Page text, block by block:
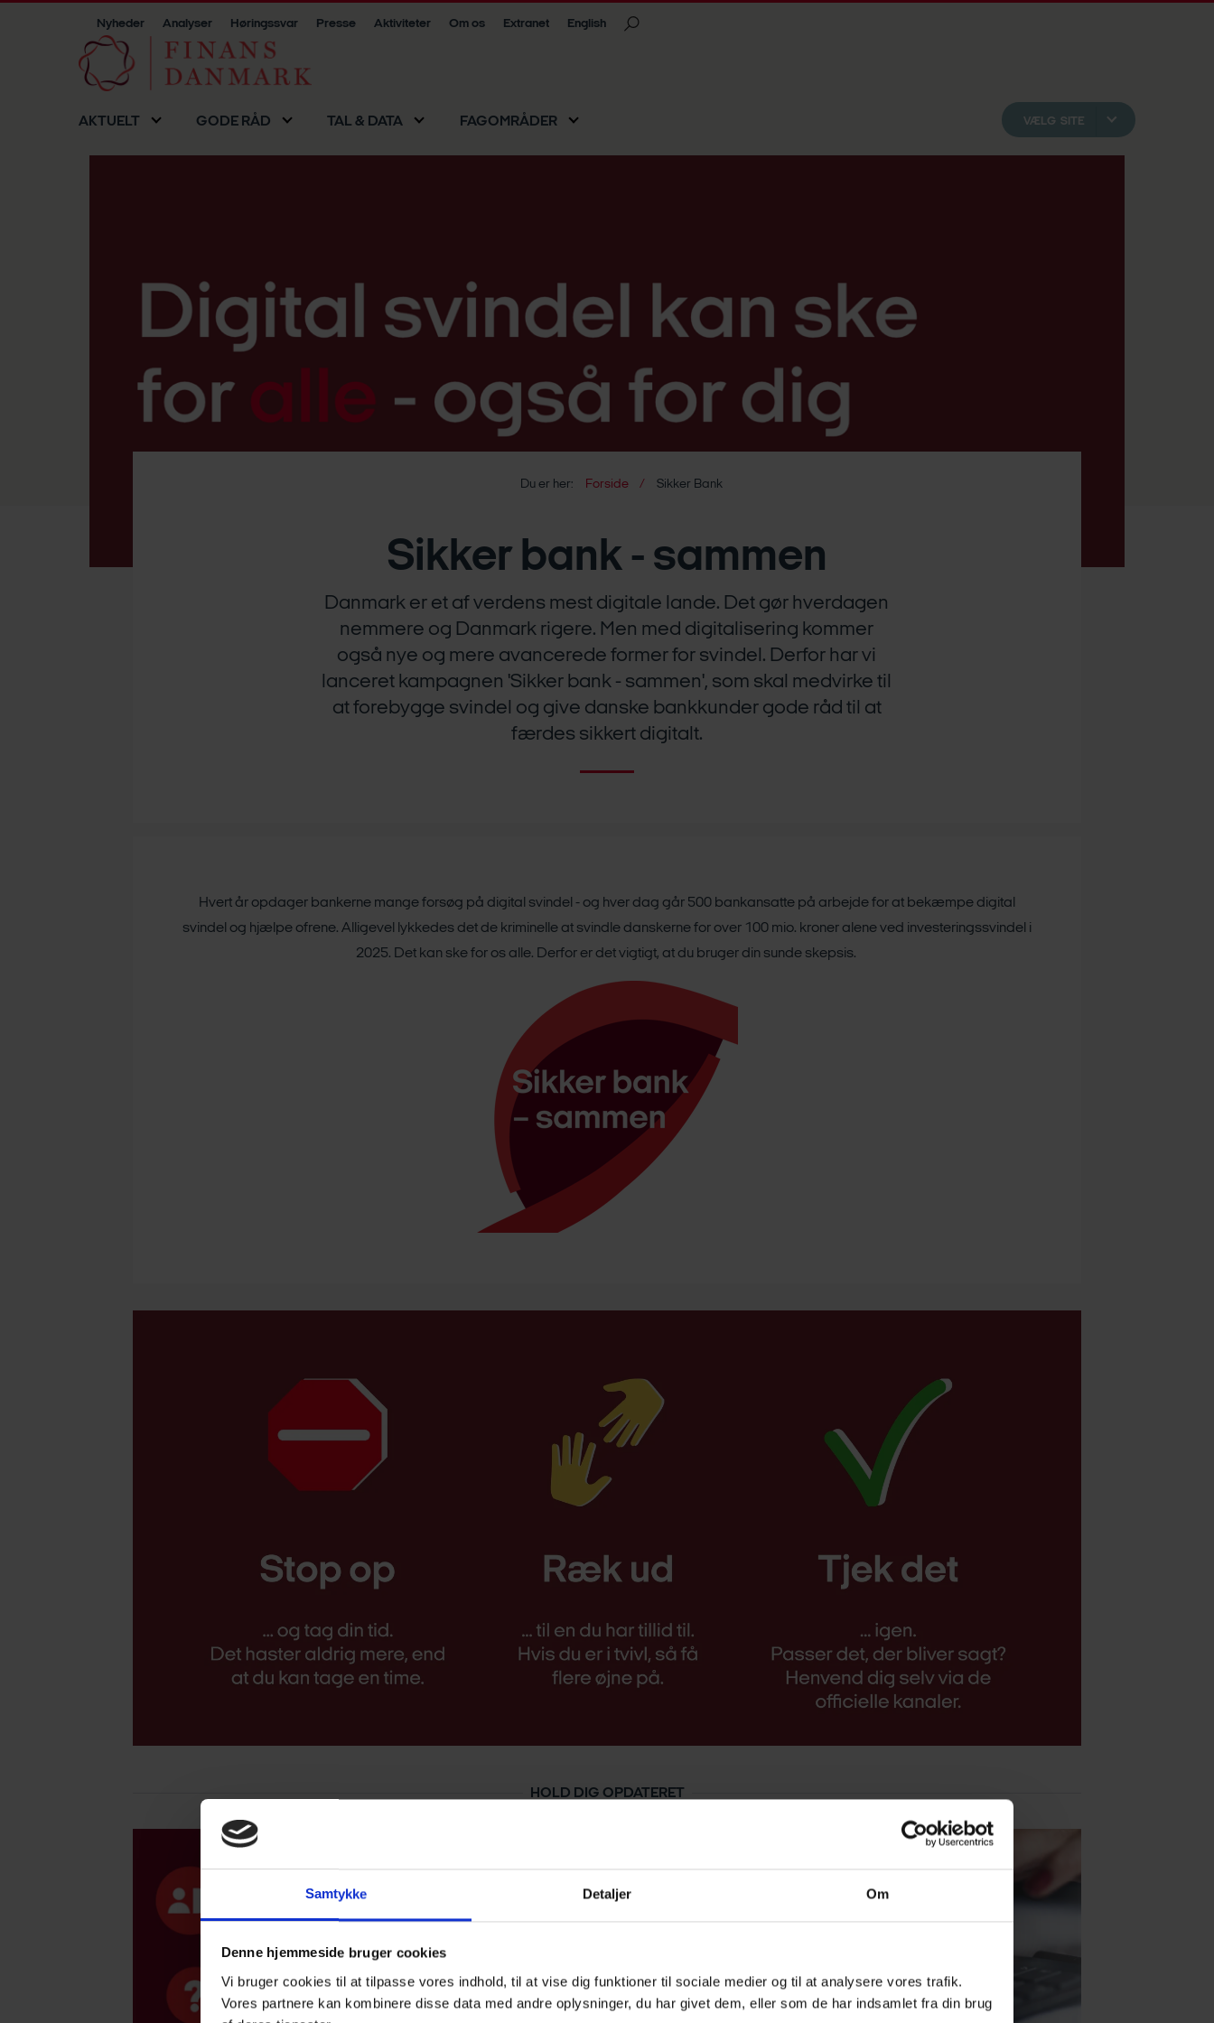
Samtykke Detaljer Om
Denne hjemmeside bruger cookies
Vi bruger cookies til at tilpasse vores indhold, til at vise dig funktioner til sociale medier og til at analysere vores trafik.
Vores partnere kan kombinere disse data med andre oplysninger, du har givet dem, eller som de har indsamlet fra din brug
Nyheder Analyser Høringssvar Presse Aktiviteter Om os Extranet English
AKTUELT GODE RÅD TAL & DATA FAGOMRÅDER VÆLG SITE
Du er her: Forside Sikker Bank
Sikker bank - sammen
Danmark er et af verdens mest digitale lande. Det gør hverdagen
nemmere og Danmark rigere. Men med digitalisering kommer
også nye og mere avancerede former for svindel. Derfor har vi
lanceret kampagnen 'Sikker bank - sammen', som skal medvirke til
at forebygge svindel og give danske bankkunder gode råd til at
færdes sikkert digitalt.
Hvert år opdager bankerne mange forsøg på digital svindel - og hver dag går 500 bankansatte på arbejde for at bekæmpe digital
svindel og hjælpe ofrene. Alligevel lykkedes det de kriminelle at svindle danskerne for over 100 mio. kroner alene ved investeringssvindel i
2025. Det kan ske for os alle. Derfor er det vigtigt, at du bruger din sunde skepsis.
HOLD DIG OPDATERET